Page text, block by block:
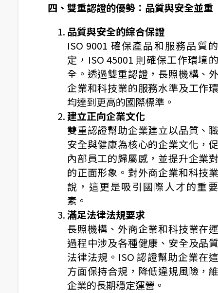
四、雙重認證的優勢：品質與安全並重
品質與安全的綜合保證
ISO 9001 確保產品和服務品質
定，ISO 45001 則確保工作環境
全。透過雙重認證，長照機構、
企業和科技業的服務水準及工作
均達到更高的國際標準。
建立正向企業文化
雙重認證幫助企業建立以品質、
安全與健康為核心的企業文化，
內部員工的歸屬感，並提升企業
的正面形象。對外商企業和科技
說，這更是吸引國際人才的重
素。
滿足法律法規要求
長照機構、外商企業和科技業在
過程中涉及各種健康、安全及品
法律法規。ISO 認證幫助企業在
方面保持合規，降低違規風險，
企業的長期穩定運營。